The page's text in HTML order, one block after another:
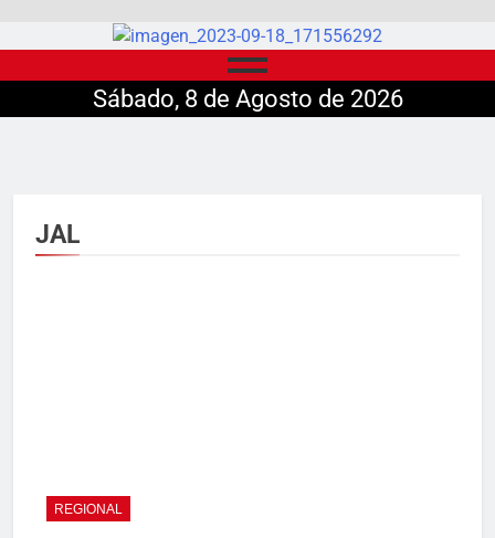
Sábado, 8 de Agosto de 2026
JAL
REGIONAL